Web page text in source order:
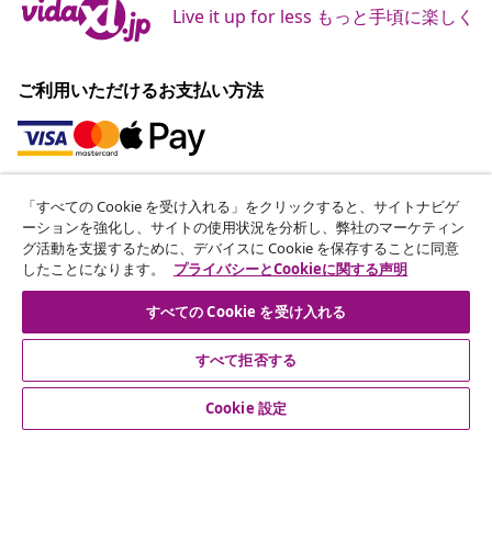
Live it up for less もっと手頃に楽しく
ご利用いただけるお支払い方法
ニュースレターに登録する
70万人以上のユーザーと一緒に、vidaXLから毎週のお得
な情報や季節限定セール、新着情報を受け取りましょう。
公式SNSアカウント
「すべての Cookie を受け入れる」をクリックすると、サイトナビゲ
ーションを強化し、サイトの使用状況を分析し、弊社のマーケティン
グ活動を支援するために、デバイスに Cookie を保存することに同意
したことになります。
プライバシーとCookieに関する声明
すべての Cookie を受け入れる
すべて拒否する
Cookie 設定